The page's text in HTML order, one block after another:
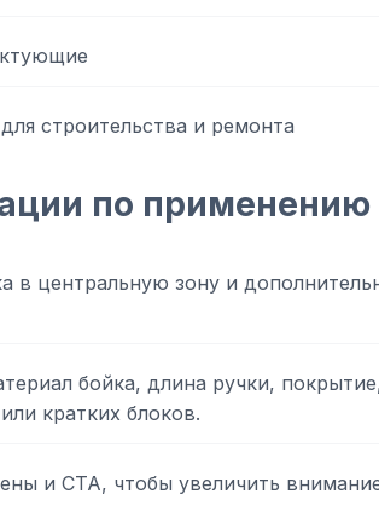
строительства и ремонта
по применению
в центральную зону и
бойка, длина ручки,
кратких блоков.
и CTA, чтобы увеличить